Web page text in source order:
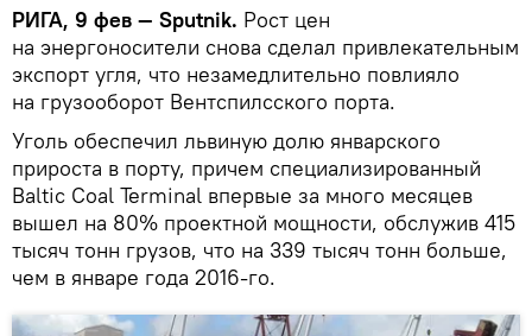
РИГА, 9 фев — Sputnik. Рост цен
на энергоносители снова сделал привлекательным
экспорт угля, что незамедлительно повлияло
на грузооборот Вентспилсского порта.
Уголь обеспечил львиную долю январского
прироста в порту, причем специализированный
Baltic Coal Terminal впервые за много месяцев
вышел на 80% проектной мощности, обслужив 415
тысяч тонн грузов, что на 339 тысяч тонн больше,
чем в январе года 2016-го.